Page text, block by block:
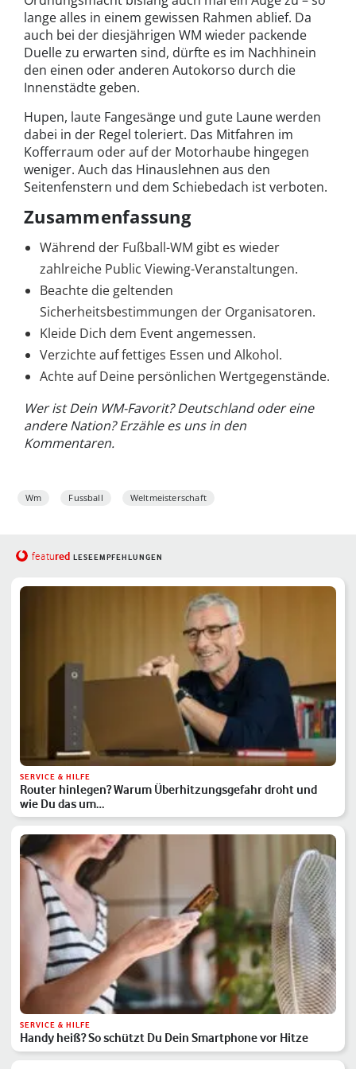
lange alles in einem gewissen Rahmen ablief. Da
auch bei der diesjährigen WM wieder packende
Duelle zu erwarten sind, dürfte es im Nachhinein
den einen oder anderen Autokorso durch die
Innenstädte geben.
Hupen, laute Fangesänge und gute Laune werden
dabei in der Regel toleriert. Das Mitfahren im
Kofferraum oder auf der Motorhaube hingegen
weniger. Auch das Hinauslehnen aus den
Seitenfenstern und dem Schiebedach ist verboten.
Zusammenfassung
Während der Fußball-WM gibt es wieder
zahlreiche Public Viewing-Veranstaltungen.
Beachte die geltenden
Sicherheitsbestimmungen der Organisatoren.
Kleide Dich dem Event angemessen.
Verzichte auf fettiges Essen und Alkohol.
Achte auf Deine persönlichen Wertgegenstände.
Wer ist Dein WM-Favorit? Deutschland oder eine
andere Nation? Erzähle es uns in den
Kommentaren.
Wm Fussball Weltmeisterschaft
featured LESEEMPFEHLUNGEN
SERVICE & HILFE
Router hinlegen? Warum Überhitzungsgefahr droht und
wie Du das um…
SERVICE & HILFE
Handy heiß? So schützt Du Dein Smartphone vor Hitze